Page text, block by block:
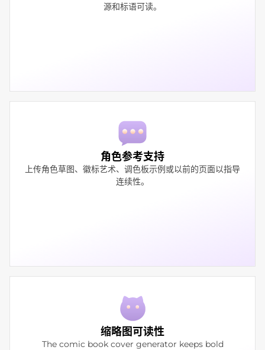
源和标语可读。
角色参考支持
上传角色草图、徽标艺术、调色板示例或以前的页面以指导
连续性。
缩略图可读性
The comic book cover generator keeps bold